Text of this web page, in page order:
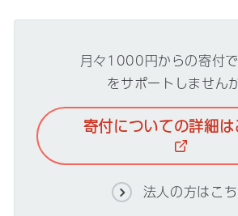
月々1000円からの寄付
をサポートしませんか
寄付についての詳細
法人の方はこ